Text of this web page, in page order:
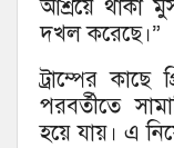
আশ্রয়ে থাকা
দখল করেছে।”
ট্রাম্পের কাছে
পরবর্তীতে
হয়ে যায়। এ